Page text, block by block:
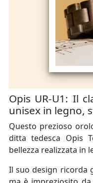
Opis UR-U1: Il
unisex in legno,
Questo prezioso
ditta tedesca Opis
bellezza realizzata in
Il suo design ricorda